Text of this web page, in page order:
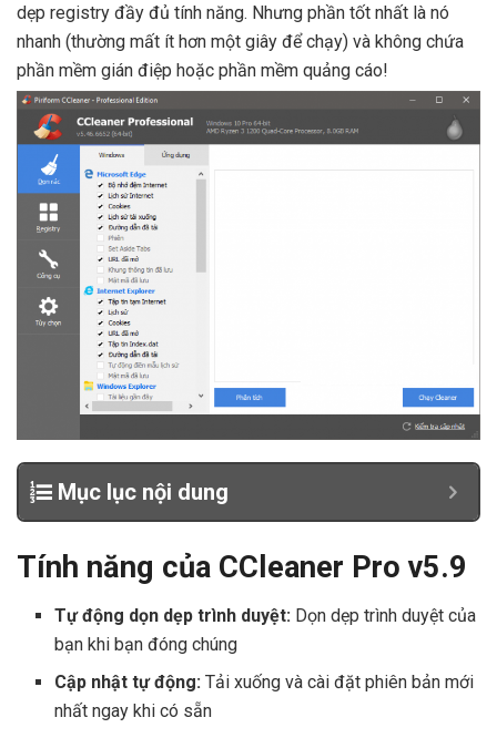
dẹp registry đầy đủ tính năng. Nhưng phần tốt nhất là nó
nhanh (thường mất ít hơn một giây để chạy) và không chứa
phần mềm gián điệp hoặc phần mềm quảng cáo!
Mục lục nội dung
Tính năng của CCleaner Pro v5.9
Tự động dọn dẹp trình duyệt: Dọn dẹp trình duyệt của
bạn khi bạn đóng chúng
Cập nhật tự động:Tải xuống và cài đặt phiên bản mới
nhất ngay khi có sẵn